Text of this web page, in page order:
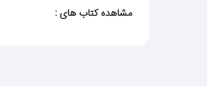
مشاهده کتاب های :